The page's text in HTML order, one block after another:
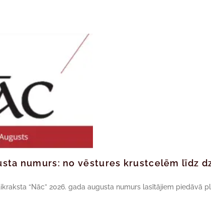
numurs: no vēstures krustcelēm līdz
“Nāc” 2026. gada augusta numurs lasītājiem piedāvā